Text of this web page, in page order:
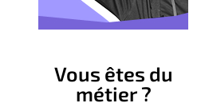
Vous êtes du
métier ?